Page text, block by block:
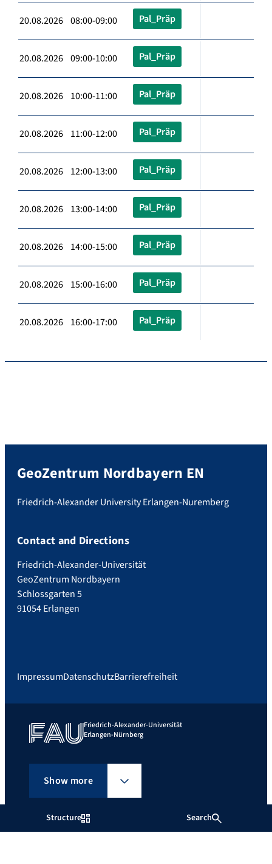
Structure Search
20.08.2026 08:00-09:00 Pal_Präp
20.08.2026 09:00-10:00 Pal_Präp
20.08.2026 10:00-11:00 Pal_Präp
20.08.2026 11:00-12:00 Pal_Präp
20.08.2026 12:00-13:00 Pal_Präp
20.08.2026 13:00-14:00 Pal_Präp
20.08.2026 14:00-15:00 Pal_Präp
20.08.2026 15:00-16:00 Pal_Präp
20.08.2026 16:00-17:00 Pal_Präp
GeoZentrum Nordbayern EN
Friedrich-Alexander University Erlangen-Nuremberg
Contact and Directions
Friedrich-Alexander-Universität
GeoZentrum Nordbayern
Schlossgarten 5
91054 Erlangen
ImpressumDatenschutzBarrierefreiheit
Friedrich-Alexander-Universität
Erlangen-Nürnberg
Show more